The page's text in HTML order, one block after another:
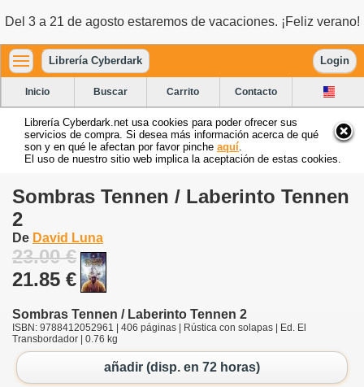
Del 3 a 21 de agosto estaremos de vacaciones. ¡Feliz verano!
Librería Cyberdark Login
Inicio Buscar Carrito Contacto
Librería Cyberdark.net usa cookies para poder ofrecer sus
servicios de compra. Si desea más información acerca de qué
son y en qué le afectan por favor pinche aquí
El uso de nuestro sitio web implica la aceptación de estas cookies.
Sombras Tennen / Laberinto Tennen
2
De David Luna
23.00 €
21.85 €
Sombras Tennen / Laberinto Tennen 2
ISBN: 9788412052961 | 406 páginas | Rústica con solapas | Ed. El
Transbordador | 0.76 kg
añadir (disp. en 72 horas)